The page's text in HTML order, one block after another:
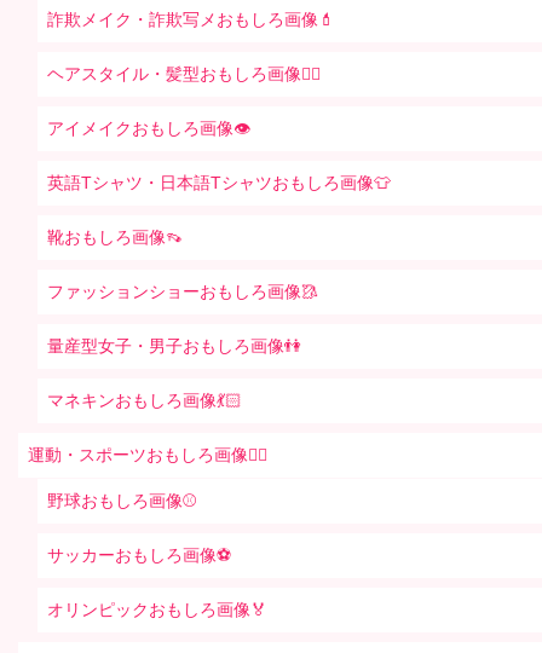
詐欺メイク・詐欺写メおもしろ画像💄
ヘアスタイル・髪型おもしろ画像👱‍♀️
アイメイクおもしろ画像👁
英語Tシャツ・日本語Tシャツおもしろ画像👕
靴おもしろ画像👡
ファッションショーおもしろ画像🥻
量産型女子・男子おもしろ画像👫
マネキンおもしろ画像💃🏻
運動・スポーツおもしろ画像🏃‍♂️
野球おもしろ画像⚾
サッカーおもしろ画像⚽️
オリンピックおもしろ画像🏅